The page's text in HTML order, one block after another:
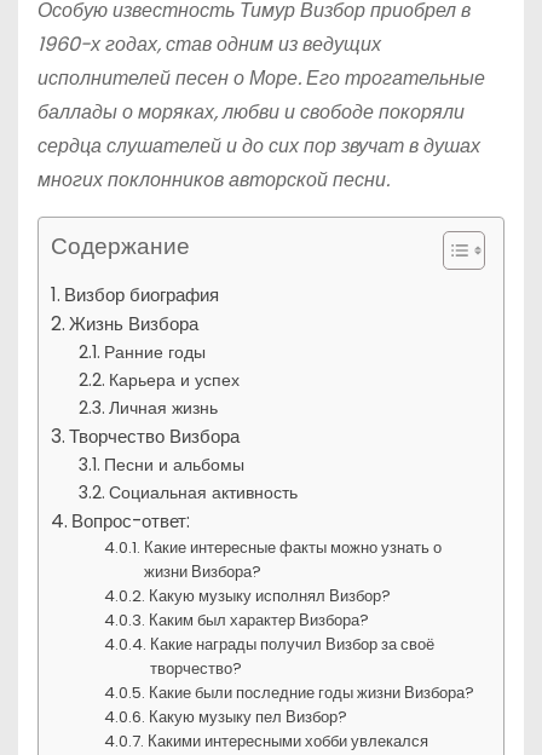
Особую известность Тимур Визбор приобрел в
1960-х годах, став одним из ведущих
исполнителей песен о Море. Его трогательные
баллады о моряках, любви и свободе покоряли
сердца слушателей и до сих пор звучат в душах
многих поклонников авторской песни.
Содержание
Визбор биография
Жизнь Визбора
Ранние годы
Карьера и успех
Личная жизнь
Творчество Визбора
Песни и альбомы
Социальная активность
Вопрос-ответ:
Какие интересные факты можно узнать о
жизни Визбора?
Какую музыку исполнял Визбор?
Каким был характер Визбора?
Какие награды получил Визбор за своё
творчество?
Какие были последние годы жизни Визбора?
Какую музыку пел Визбор?
Какими интересными хобби увлекался